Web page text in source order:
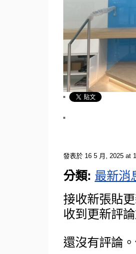
發表於 16 5 月, 2025 at
分類: 最新消
接收新張貼
收到更新評
還沒有評論